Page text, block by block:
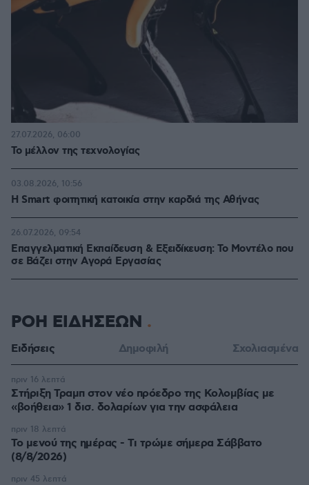
Το μέλλον της τεχνολογίας
27.07.2026, 06:00
Η Smart φοιτητική κατοικία στην καρδιά της Αθήνας
03.08.2026, 10:56
Επαγγελματική Εκπαίδευση & Εξειδίκευση: Το Mοντέλο που
σε Bάζει στην Aγορά Eργασίας
26.07.2026, 09:54
ΡΟΗ ΕΙΔΗΣΕΩΝ
Ειδήσεις Δημοφιλή Σχολιασμένα
Στήριξη Τραμπ στον νέο πρόεδρο της Κολομβίας με
«βοήθεια» 1 δισ. δολαρίων για την ασφάλεια
πριν 16 λεπτά
Το μενού της ημέρας - Τι τρώμε σήμερα Σάββατο
(8/8/2026)
πριν 18 λεπτά
πριν 45 λεπτά